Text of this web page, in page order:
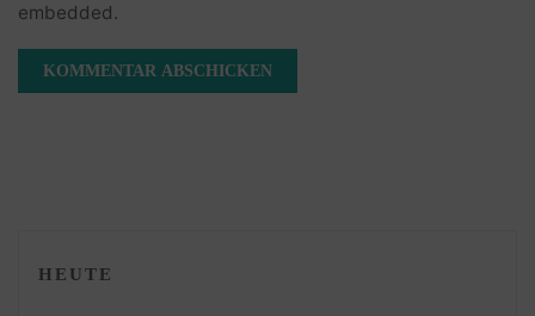
embedded.
HEUTE